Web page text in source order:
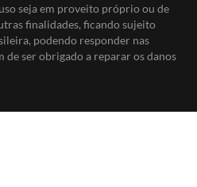
seja em proveito próprio ou de
finalidades, ficando sujeito
podendo responder nas
de ser obrigado a reparar os danos